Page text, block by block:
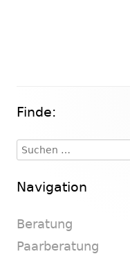
Haupt-
Seitenleiste
Finde:
Suchen
nach:
Navigation
Beratung
Paarberatung